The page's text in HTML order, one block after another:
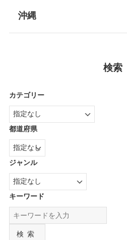
沖縄
検索
カテゴリー
都道府県
ジャンル
キーワード
検索